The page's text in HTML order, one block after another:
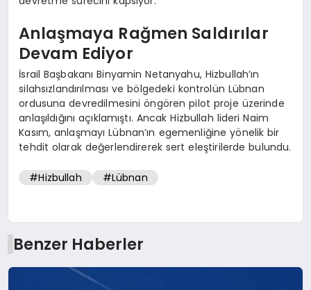
Anlaşmaya Rağmen Saldırılar
Devam Ediyor
İsrail Başbakanı Binyamin Netanyahu, Hizbullah’ın
silahsızlandırılması ve bölgedeki kontrolün Lübnan
ordusuna devredilmesini öngören pilot proje üzerinde
anlaşıldığını açıklamıştı. Ancak Hizbullah lideri Naim
Kasım, anlaşmayı Lübnan’ın egemenliğine yönelik bir
tehdit olarak değerlendirerek sert eleştirilerde bulundu.
#Hizbullah #Lübnan
Benzer Haberler